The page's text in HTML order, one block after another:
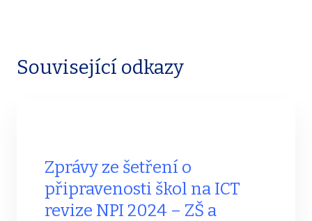
Související odkazy
Zprávy ze šetření o
připravenosti škol na ICT
revize NPI 2024 – ZŠ a